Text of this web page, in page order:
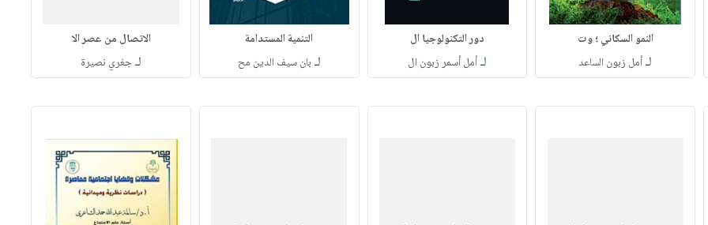
النمو السكاني ؛ وت
لـأمل زبون الساعد
دور التكنولوجيا ال
لـأمل أسمر زبون ال
التنمية المستدامة
لـ بان سيف الدين مح
الاتصال من عصر الا
لـجغري نصيرة